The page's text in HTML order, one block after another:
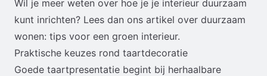
Wil je meer weten over hoe je je interieur duurzaam
kunt inrichten? Lees dan ons artikel over duurzaam
wonen: tips voor een groen interieur.
Praktische keuzes rond taartdecoratie
Goede taartpresentatie begint bij herhaalbare